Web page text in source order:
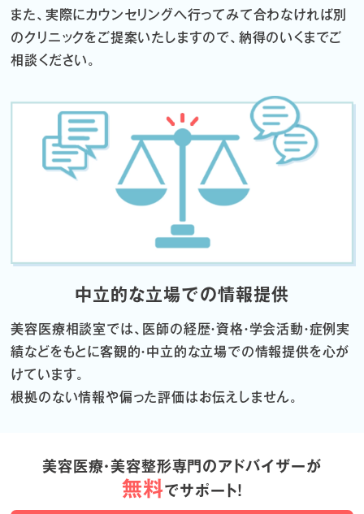
また、実際にカウンセリングへ行ってみて合わなければ別
のクリニックをご提案いたしますので、納得のいくまでご
相談ください。
中立的な立場での情報提供
美容医療相談室では、医師の経歴・資格・学会活動・症例実
績などをもとに客観的・中立的な立場での情報提供を心が
けています。
根拠のない情報や偏った評価はお伝えしません。
美容医療・美容整形専門のアドバイザーが
無料でサポート！